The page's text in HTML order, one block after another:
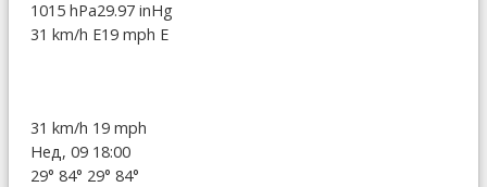
1015 hPa29.97 inHg
31 km/h E19 mph E
31 km/h 19 mph
Нед, 09 18:00
29° 84° 29° 84°